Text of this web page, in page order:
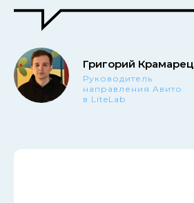
Григорий Крамарец
Руководитель
направления Авито
в LiteLab